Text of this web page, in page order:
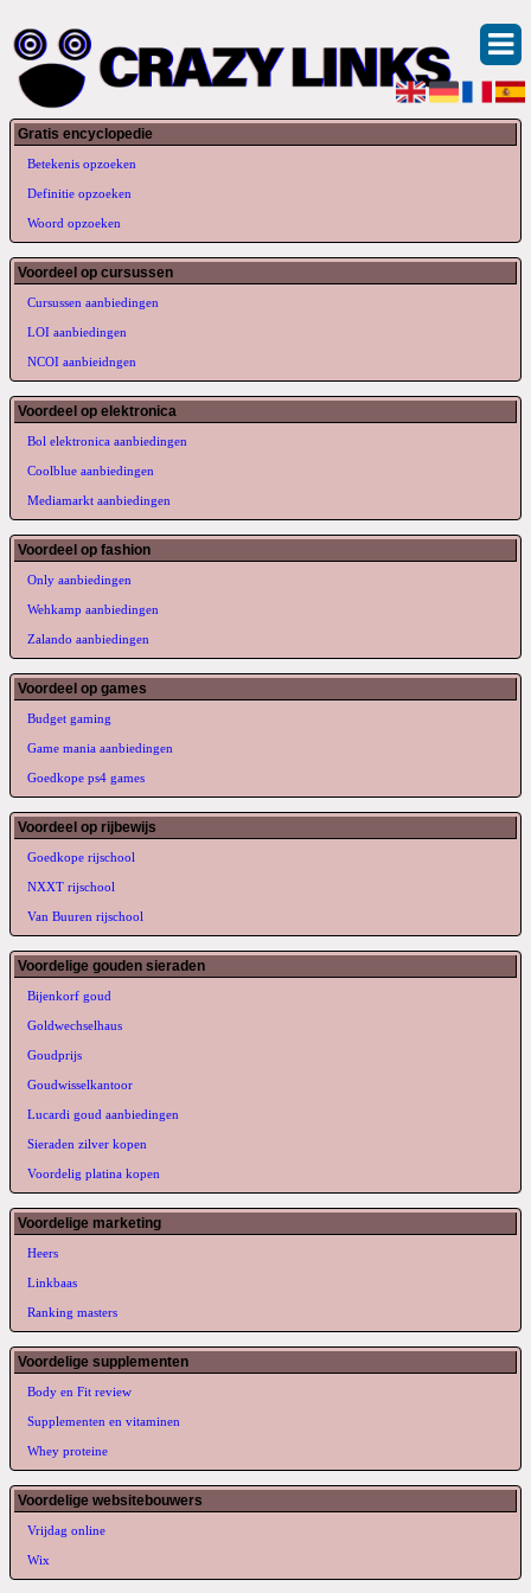
Gratis encyclopedie
Betekenis opzoeken
Definitie opzoeken
Woord opzoeken
Voordeel op cursussen
Cursussen aanbiedingen
LOI aanbiedingen
NCOI aanbieidngen
Voordeel op elektronica
Bol elektronica aanbiedingen
Coolblue aanbiedingen
Mediamarkt aanbiedingen
Voordeel op fashion
Only aanbiedingen
Wehkamp aanbiedingen
Zalando aanbiedingen
Voordeel op games
Budget gaming
Game mania aanbiedingen
Goedkope ps4 games
Voordeel op rijbewijs
Goedkope rijschool
NXXT rijschool
Van Buuren rijschool
Voordelige gouden sieraden
Bijenkorf goud
Goldwechselhaus
Goudprijs
Goudwisselkantoor
Lucardi goud aanbiedingen
Sieraden zilver kopen
Voordelig platina kopen
Voordelige marketing
Heers
Linkbaas
Ranking masters
Voordelige supplementen
Body en Fit review
Supplementen en vitaminen
Whey proteine
Voordelige websitebouwers
Vrijdag online
Wix